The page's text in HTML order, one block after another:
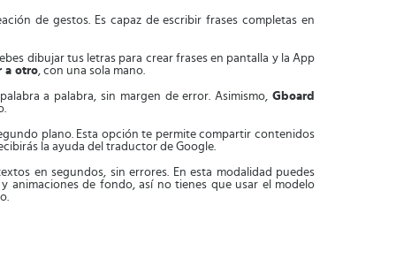
de gestos. Es capaz de escribir frases completas en
dibujar tus letras para crear frases en pantalla y la App
a otro, con una sola mano.
a palabra, sin margen de error. Asimismo,Gboard
plano. Esta opción te permite compartir contenidos
la ayuda del traductor de Google.
en segundos, sin errores. En esta modalidad puedes
animaciones de fondo, así no tienes que usar el modelo